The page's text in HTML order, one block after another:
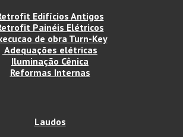
Edifícios Antigos
Painéis Elétricos
de obra Turn-Key
Adequações elétricas
Iluminação Cênica
Reformas Internas
Laudos